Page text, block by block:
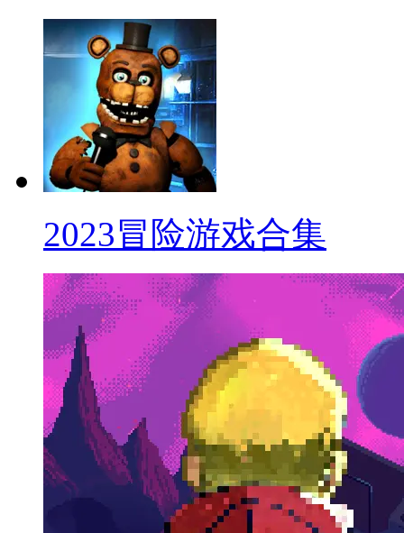
2023冒险游戏合集